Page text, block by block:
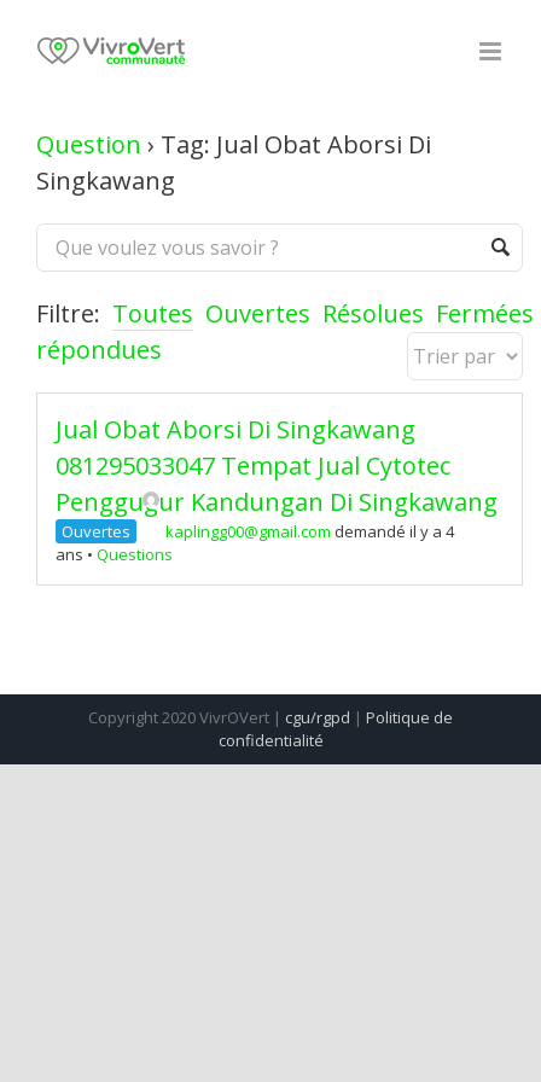
Question › Tag: Jual Obat Aborsi Di
Singkawang
Filtre: Toutes Ouvertes Résolues Fermées
répondues
Jual Obat Aborsi Di Singkawang
081295033047 Tempat Jual Cytotec
Penggugur Kandungan Di Singkawang
Ouvertes kaplingg00@gmail.com demandé il y a 4
ans • Questions
Copyright 2020 VivrOVert | cgu/rgpd | Politique de
confidentialité